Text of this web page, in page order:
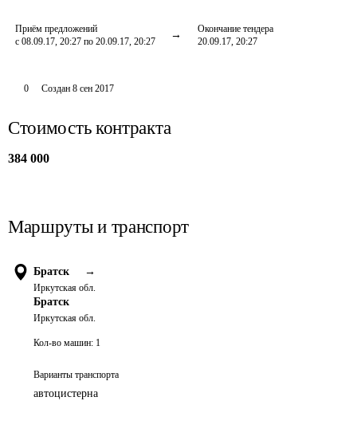
Приём предложений
с 08.09.17, 20:27 по 20.09.17, 20:27
Окончание тендера
20.09.17, 20:27
0 Создан 8 сен 2017
Стоимость контракта
384 000
Маршруты и транспорт
Братск →
Иркутская обл.
Братск
Иркутская обл.
Кол-во машин: 1
Варианты транспорта
автоцистерна